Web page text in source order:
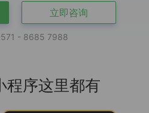
立即咨询
- 8685 7988
程序这里都有